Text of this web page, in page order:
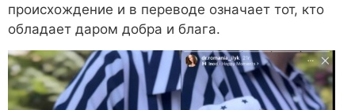
происхождение и в переводе означает тот, кто
обладает даром добра и блага.